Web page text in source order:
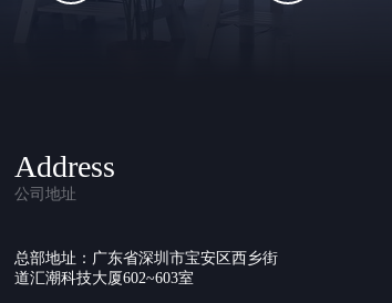
Address
公司地址
总部地址：广东省深圳市宝安区西乡街
道汇潮科技大厦602~603室